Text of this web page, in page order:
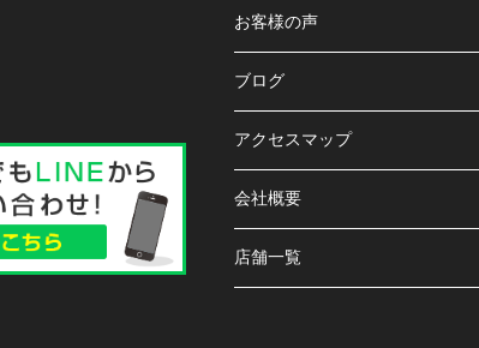
お客様の声
ブログ
アクセスマップ
会社概要
店舗一覧